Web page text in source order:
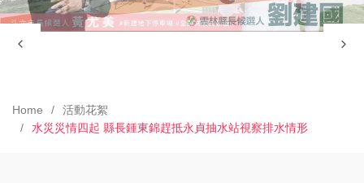
Home
活動花絮
水災災情四起 縣長鍾東錦趕抵永貞抽水站視察排水情形